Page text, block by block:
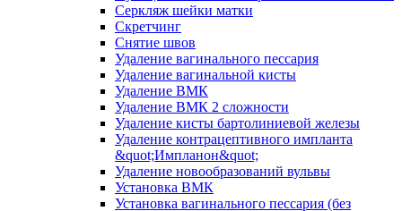
Серкляж шейки матки
Скретчинг
Снятие швов
Удаление вагинального пессария
Удаление вагинальной кисты
Удаление ВМК
Удаление ВМК 2 сложности
Удаление кисты бартолиниевой железы
Удаление контрацептивного импланта
&quot;Импланон&quot;
Удаление новообразований вульвы
Установка ВМК
Установка вагинального пессария (без